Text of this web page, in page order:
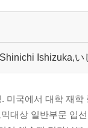
Ishizuka,い
미국에서 대학 재
대상 일반부문 입